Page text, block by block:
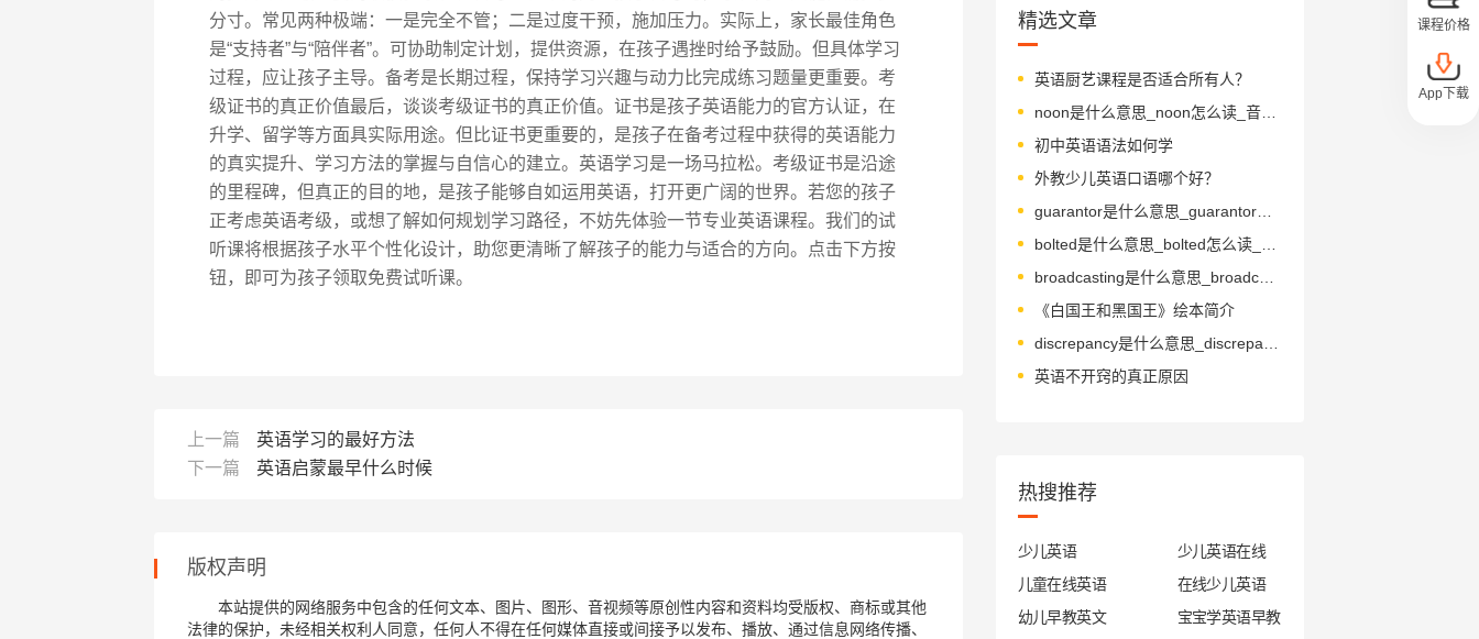
分寸。常见两种极端：一是完全不管；二是过度干预，施加压力。实际上，家长最佳角色
是“支持者”与“陪伴者”。可协助制定计划，提供资源，在孩子遇挫时给予鼓励。但具体学习
过程，应让孩子主导。备考是长期过程，保持学习兴趣与动力比完成练习题量更重要。考
级证书的真正价值最后，谈谈考级证书的真正价值。证书是孩子英语能力的官方认证，在
升学、留学等方面具实际用途。但比证书更重要的，是孩子在备考过程中获得的英语能力
的真实提升、学习方法的掌握与自信心的建立。英语学习是一场马拉松。考级证书是沿途
的里程碑，但真正的目的地，是孩子能够自如运用英语，打开更广阔的世界。若您的孩子
正考虑英语考级，或想了解如何规划学习路径，不妨先体验一节专业英语课程。我们的试
听课将根据孩子水平个性化设计，助您更清晰了解孩子的能力与适合的方向。点击下方按
钮，即可为孩子领取免费试听课。
上一篇
英语学习的最好方法
下一篇
英语启蒙最早什么时候
版权声明
本站提供的网络服务中包含的任何文本、图片、图形、音视频等原创性内容和资料均受版权、商标或其他
法律的保护，未经相关权利人同意，任何人不得在任何媒体直接或间接予以发布、播放、通过信息网络传播、
精选文章
英语厨艺课程是否适合所有人？
noon是什么意思_noon怎么读_音标nu-n
初中英语语法如何学
外教少儿英语口语哪个好？
guarantor是什么意思_guarantor怎么读_音标ˌgærənˈtɔ-(r)
broadcasting是什么意思_broadcasting怎么读_音标ˈbrɔ-dkɑ-stɪŋ
《白国王和黑国王》绘本简介
英语不开窍的真正原因
热搜推荐
少儿英语
少儿英语在线
儿童在线英语
在线少儿英语
幼儿早教英文
宝宝学英语早教
课程价格
App下载